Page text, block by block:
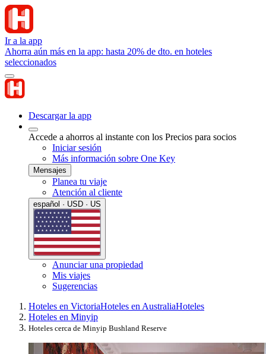
Ir a la app
Ahorra aún más en la app: hasta 20% de dto. en hoteles
seleccionados
Descargar la app
Accede a ahorros al instante con los Precios para socios
Iniciar sesión
Más información sobre One Key
Mensajes
Planea tu viaje
Atención al cliente
español · USD · US
Anunciar una propiedad
Mis viajes
Sugerencias
Hoteles en VictoriaHoteles en AustraliaHoteles
Hoteles en Minyip
Hoteles cerca de Minyip Bushland Reserve